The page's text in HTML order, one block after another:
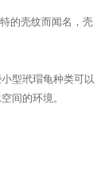
的壳纹而闻名，壳
型玳瑁龟种类可以
间的环境。